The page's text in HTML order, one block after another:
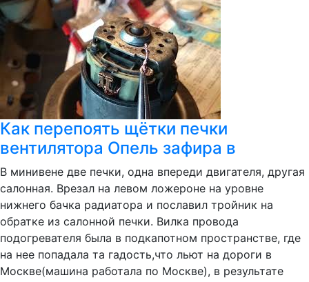
Как перепоять щётки печки
вентилятора Опель зафира в
В минивене две печки, одна впереди двигателя, другая
салонная. Врезал на левом ложероне на уровне
нижнего бачка радиатора и пославил тройник на
обратке из салонной печки. Вилка провода
подогревателя была в подкапотном пространстве, где
на нее попадала та гадость,что льют на дороги в
Москве(машина работала по Москве), в результате